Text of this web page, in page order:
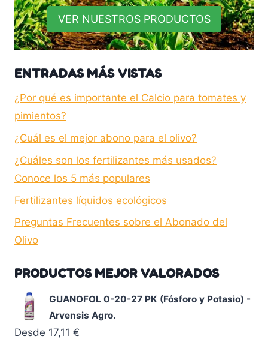
VER NUESTROS PRODUCTOS
ENTRADAS MÁS VISTAS
¿Por qué es importante el Calcio para tomates y
pimientos?
¿Cuál es el mejor abono para el olivo?
¿Cuáles son los fertilizantes más usados?
Conoce los 5 más populares
Fertilizantes líquidos ecológicos
Preguntas Frecuentes sobre el Abonado del
Olivo
PRODUCTOS MEJOR VALORADOS
GUANOFOL 0-20-27 PK (Fósforo y Potasio) -
Arvensis Agro.
Desde 17,11 €